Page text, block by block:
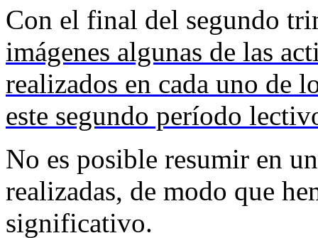
Con el final del segundo
imágenes algunas de las
realizados en cada uno de
este segundo período
No es posible resumir en
realizadas, de modo que
significativo.